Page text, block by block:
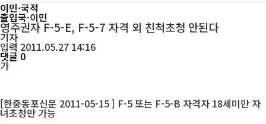
이민·국적
출입국·이민
영주권자 F-5-E, F-5-7 자격 외 친척초청 안된다
기자
입력 2011.05.27 14:16
댓글 0
가
[한중동포신문 2011-05-15 ] F-5 또는 F-5-B 자격자 18세미만 자
녀초청만 가능